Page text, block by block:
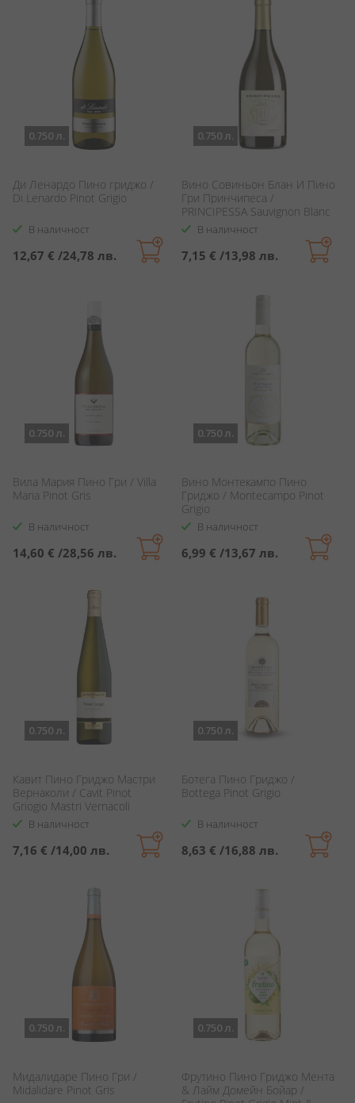
0.750 л.
Ди Ленардо Пино гриджо /
Di Lenardo Pinot Grigio
В наличност
12,67 € /24,78 лв.
0.750 л.
Вино Совиньон Блан И Пино
Гри Принчипеса /
PRINCIPESSA Sauvignon Blanc
& Pinot Gris
В наличност
7,15 € /13,98 лв.
0.750 л.
Вила Мария Пино Гри / Villa
Maria Pinot Gris
В наличност
14,60 € /28,56 лв.
0.750 л.
Вино Монтекампо Пино
Гриджо / Montecampo Pinot
Grigio
В наличност
6,99 € /13,67 лв.
0.750 л.
Кавит Пино Гриджо Мастри
Вернаколи / Cavit Pinot
Griogio Mastri Vernacoli
В наличност
7,16 € /14,00 лв.
0.750 л.
Ботега Пино Гриджо /
Bottega Pinot Grigio
В наличност
8,63 € /16,88 лв.
0.750 л.
Мидалидаре Пино Гри /
Midalidare Pinot Gris
0.750 л.
Фрутино Пино Гриджо Мента
& Лайм Домейн Бойар /